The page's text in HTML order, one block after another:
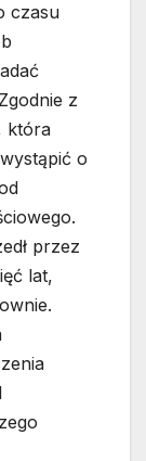
czasu
z
która
o
przez
lat,